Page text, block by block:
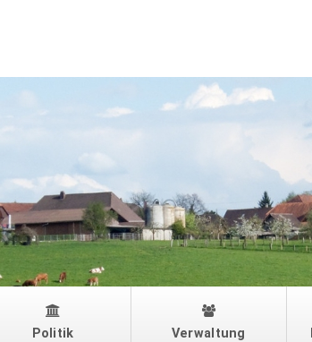
Politik Verwaltung